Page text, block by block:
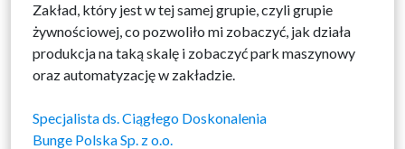
Zakład, który jest w tej samej grupie, czyli grupie
żywnościowej, co pozwoliło mi zobaczyć, jak działa
produkcja na taką skalę i zobaczyć park maszynowy
oraz automatyzację w zakładzie.
Specjalista ds. Ciągłego Doskonalenia
Bunge Polska Sp. z o.o.